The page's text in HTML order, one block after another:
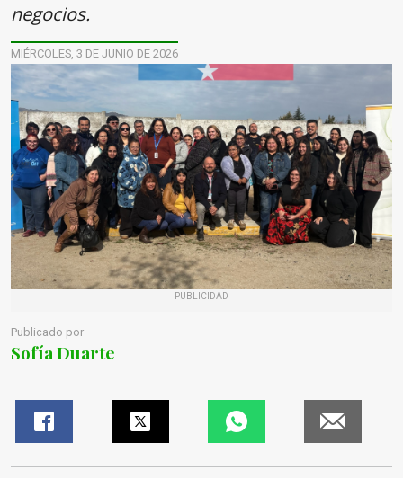
negocios.
MIÉRCOLES, 3 DE JUNIO DE 2026
PUBLICIDAD
Publicado por
Sofía Duarte